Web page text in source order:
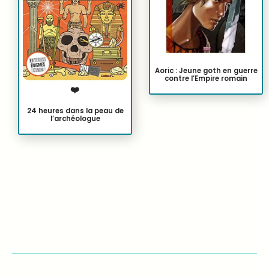
❤️
24 heures dans la peau de
l’archéologue
Aoric : Jeune goth en guerre
contre l’Empire romain